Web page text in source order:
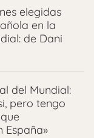
elegidas
en la
de Dani
del Mundial:
pero tengo
España»